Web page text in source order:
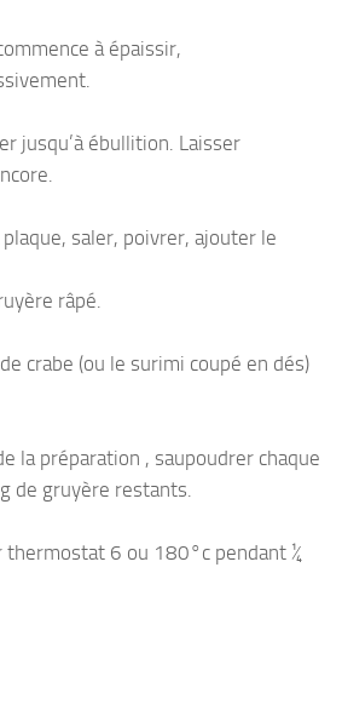
à épaissir,
jusqu’à ébullition. Laisser
saler, poivrer, ajouter le
râpé.
crabe (ou le surimi coupé en dés)
la préparation , saupoudrer chaque
de gruyère restants.
thermostat 6 ou 180°c pendant ¼